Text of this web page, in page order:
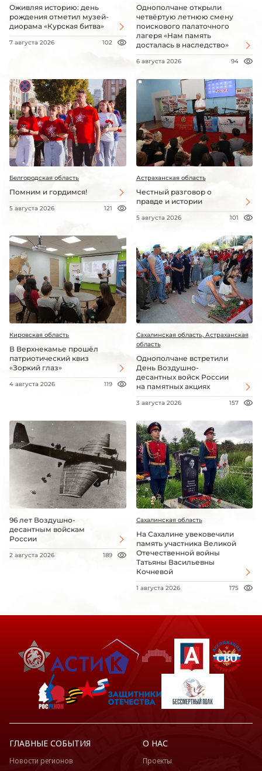
Оживляя историю: день
рождения отметил музей-
диорама «Курская битва»
7 августа 2026 102
Однополчане открыли
четвёртую летнюю смену
поискового палаточного
лагеря «Нам память
досталась в наследство»
6 августа 2026 94
Белгородская область
Помним и гордимся!
5 августа 2026 121
Астраханская область
Честный разговор о
правде и истории
5 августа 2026 101
Кировская область
В Верхнекамье прошёл
патриотический квиз
«Зоркий глаз»
4 августа 2026 119
Сахалинская область, Астраханская
область
Однополчане встретили
День Воздушно-
десантных войск России
на памятных акциях
3 августа 2026 157
96 лет Воздушно-
десантным войскам
России
2 августа 2026 189
Сахалинская область
На Сахалине увековечили
память участника Великой
Отечественной войны
Татьяны Васильевны
Кочневой
1 августа 2026 175
ГЛАВНЫЕ СОБЫТИЯ
Новости регионов
О НАС
Проекты